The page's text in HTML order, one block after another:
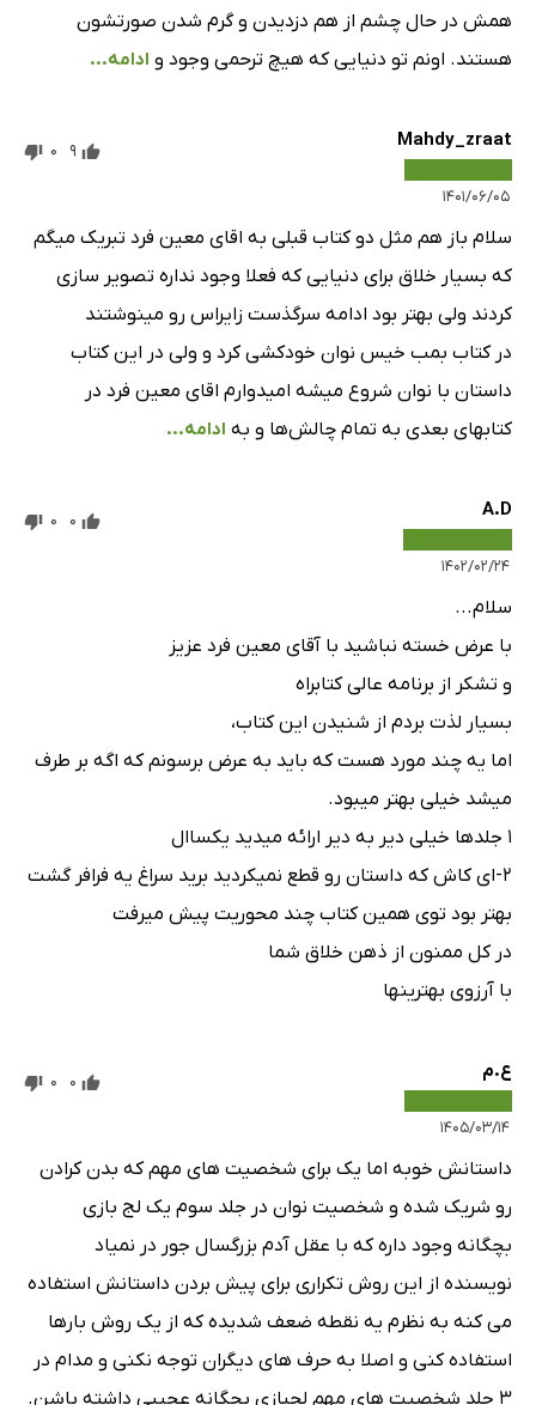
همش در حال چشم از هم دزدیدن و گرم شدن صورتشون
هستند. اونم تو دنیایی که هیچ ترحمی وجود و ادامه...
Mahdy_zraat
۱۴۰۱/۰۶/۰۵
9
0
سلام باز هم مثل دو کتاب قبلی به اقای معین فرد تبریک میگم
که بسیار خلاق برای دنیایی که فعلا وجود نداره تصویر سازی
کردند ولی بهتر بود ادامه سرگذست زایراس رو مینوشتند
در کتاب بمب خیس نوان خودکشی کرد و ولی در این کتاب
داستان با نوان شروع میشه امیدوارم اقای معین فرد در
کتابهای بعدی به تمام چالش‌ها و به ادامه...
A.D
۱۴۰۲/۰۲/۲۴
0
0
سلام...
با عرض خسته نباشید با آقای معین فرد عزیز
و تشکر از برنامه عالی کتابراه
بسیار لذت بردم از شنیدن این کتاب،
اما یه چند مورد هست که باید به عرض برسونم که اگه بر طرف
میشد خیلی بهتر میبود.
1 جلد‌ها خیلی دیر به دیر ارائه میدید یکساال
2-ای کاش که داستان رو قطع نمیکردید برید سراغ یه فرافر گشت
بهتر بود توی همین کتاب چند محوریت پیش میرفت
در کل ممنون از ذهن خلاق شما
با آرزوی بهترینها
ع.م
۱۴۰۵/۰۳/۱۴
0
0
داستانش خوبه اما یک برای شخصیت های مهم که بدن کرادن
رو شریک شده و شخصیت نوان در جلد سوم یک لج بازی
بچگانه وجود داره که با عقل آدم بزرگسال جور در نمیاد
نویسنده از این روش تکراری برای پیش بردن داستانش استفاده
می کنه به نظرم یه نقطه ضعف شدیده که از یک روش بارها
استفاده کنی و اصلا به حرف های دیگران توجه نکنی و مدام در
۳ جلد شخصیت های مهم لجبازی بچگانه عجیبی داشته باشن.